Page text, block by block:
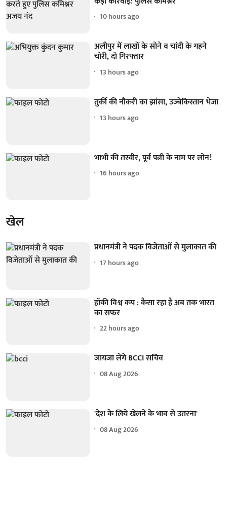
10 hours ago
अलीपुर में लाखों के सोने व चांदी के गहने
चोरी, दो गिरफ्तार
13 hours ago
तुर्की की नौकरी का झांसा, उज्बेकिस्तान भेजा
13 hours ago
भाभी की तस्वीर, पूर्व पत्नी के नाम पर लोन!
16 hours ago
खेल
प्रधानमंत्री ने पदक विजेताओं से मुलाकात की
17 hours ago
हॉकी विश्व कप : कैसा रहा है अब तक भारत
का सफर
22 hours ago
जायजा लेंगे BCCI सचिव
08 Aug 2026
'देश के लिये खेलने के भाव से उतरना'
08 Aug 2026